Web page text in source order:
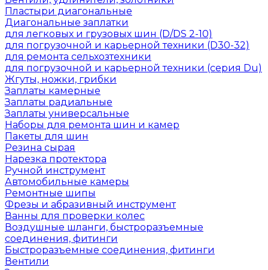
Пластыри диагональные
Диагональные заплатки
для легковых и грузовых шин (D/DS 2-10)
для погрузочной и карьерной техники (D30-32)
для ремонта сельхозтехники
для погрузочной и карьерной техники (серия Du)
Жгуты, ножки, грибки
Заплаты камерные
Заплаты радиальные
Заплаты универсальные
Наборы для ремонта шин и камер
Пакеты для шин
Резина сырая
Нарезка протектора
Ручной инструмент
Автомобильные камеры
Ремонтные шипы
Фрезы и абразивный инструмент
Ванны для проверки колес
Воздушные шланги, быстроразъемные
соединения, фитинги
Быстроразъемные соединения, фитинги
Вентили